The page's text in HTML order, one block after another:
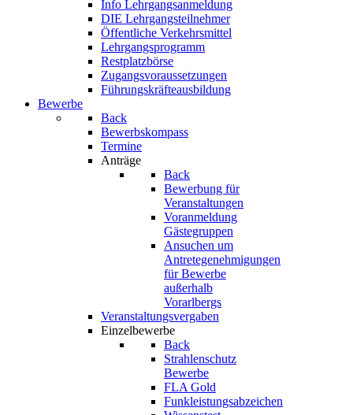
Info Lehrgangsanmeldung
DIE Lehrgangsteilnehmer
Öffentliche Verkehrsmittel
Lehrgangsprogramm
Restplatzbörse
Zugangsvoraussetzungen
Führungskräfteausbildung
Bewerbe
Back
Bewerbskompass
Termine
Anträge
Back
Bewerbung für
Veranstaltungen
Voranmeldung
Gästegruppen
Ansuchen um
Antretegenehmigungen
für Bewerbe
außerhalb
Vorarlbergs
Veranstaltungsvergaben
Einzelbewerbe
Back
Strahlenschutz
Bewerbe
FLA Gold
Funkleistungsabzeichen